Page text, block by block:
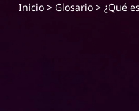
Inicio> Glosario> ¿Qué